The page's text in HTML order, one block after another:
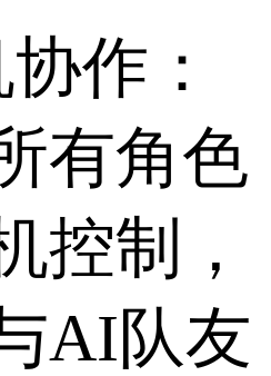
作：
有角色
控制，
AI队友